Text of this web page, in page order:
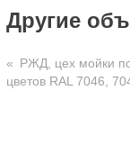
Другие
РЖД, цех мойки
цветов RAL 7046,